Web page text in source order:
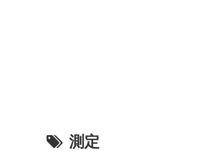
測定